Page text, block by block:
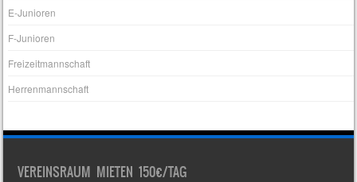
E-Junioren
F-Junioren
Freizeitmannschaft
Herrenmannschaft
VEREINSRAUM MIETEN 150€/TAG